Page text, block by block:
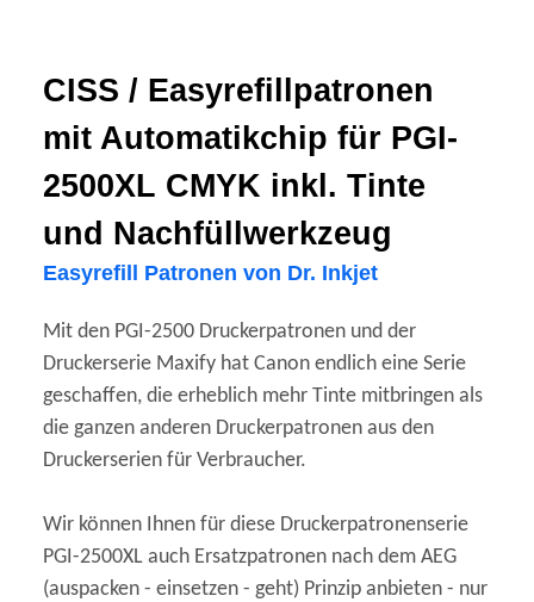
CISS / Easyrefillpatronen
mit Automatikchip für PGI-
2500XL CMYK inkl. Tinte
und Nachfüllwerkzeug
Easyrefill Patronen von Dr. Inkjet
Mit den PGI-2500 Druckerpatronen und der
Druckerserie Maxify hat Canon endlich eine Serie
geschaffen, die erheblich mehr Tinte mitbringen als
die ganzen anderen Druckerpatronen aus den
Druckerserien für Verbraucher.
Wir können Ihnen für diese Druckerpatronenserie
PGI-2500XL auch Ersatzpatronen nach dem AEG
(auspacken - einsetzen - geht) Prinzip anbieten - nur